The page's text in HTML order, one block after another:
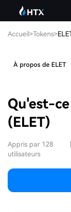
Accueil>Tokens>
À propos de ELET
Qu'est-
(ELET)
Appris par 128
utilisateurs